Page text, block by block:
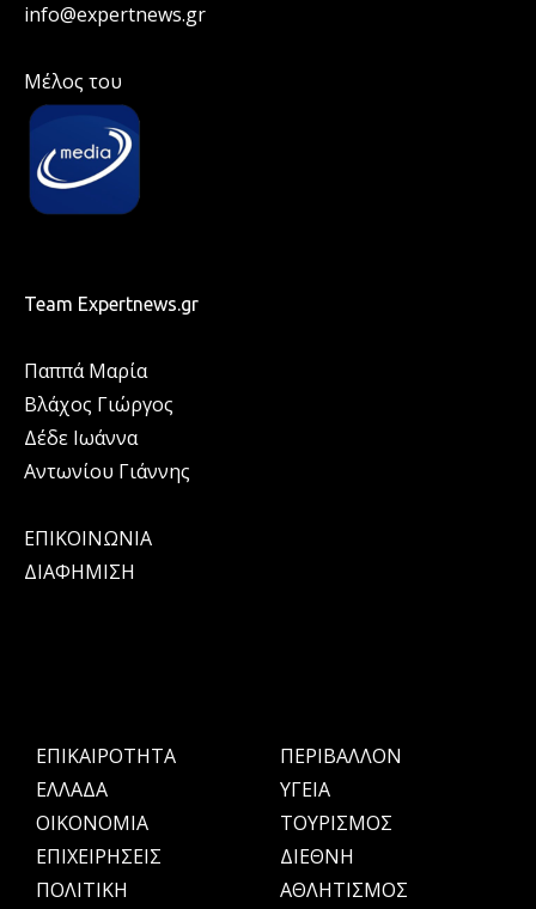
info@expertnews.gr
Μέλος του
Team Expertnews.gr
Παππά Μαρία
Βλάχος Γιώργος
Δέδε Ιωάννα
Αντωνίου Γιάννης
ΕΠΙΚΟΙΝΩΝΙΑ
ΔΙΑΦΗΜΙΣΗ
ΕΠΙΚΑΙΡΟΤΗΤΑ
ΕΛΛΑΔΑ
OIKONOMIA
ΕΠΙΧΕΙΡΗΣΕΙΣ
ΠΟΛΙΤΙΚΗ
ΠΕΡΙΒΑΛΛΟΝ
ΥΓΕΙΑ
ΤΟΥΡΙΣΜΟΣ
ΔΙΕΘΝΗ
ΑΘΛΗΤΙΣΜΟΣ